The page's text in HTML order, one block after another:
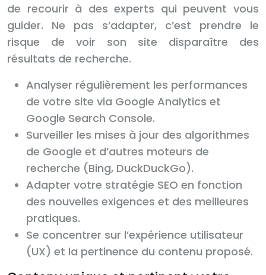
de recourir à des experts qui peuvent vous
guider. Ne pas s’adapter, c’est prendre le
risque de voir son site disparaître des
résultats de recherche.
Analyser régulièrement les performances
de votre site via Google Analytics et
Google Search Console.
Surveiller les mises à jour des algorithmes
de Google et d’autres moteurs de
recherche (Bing, DuckDuckGo).
Adapter votre stratégie SEO en fonction
des nouvelles exigences et des meilleures
pratiques.
Se concentrer sur l’expérience utilisateur
(UX) et la pertinence du contenu proposé.